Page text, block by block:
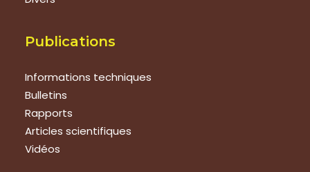
Publications
Informations techniques
Bulletins
Rapports
Articles scientifiques
Vidéos